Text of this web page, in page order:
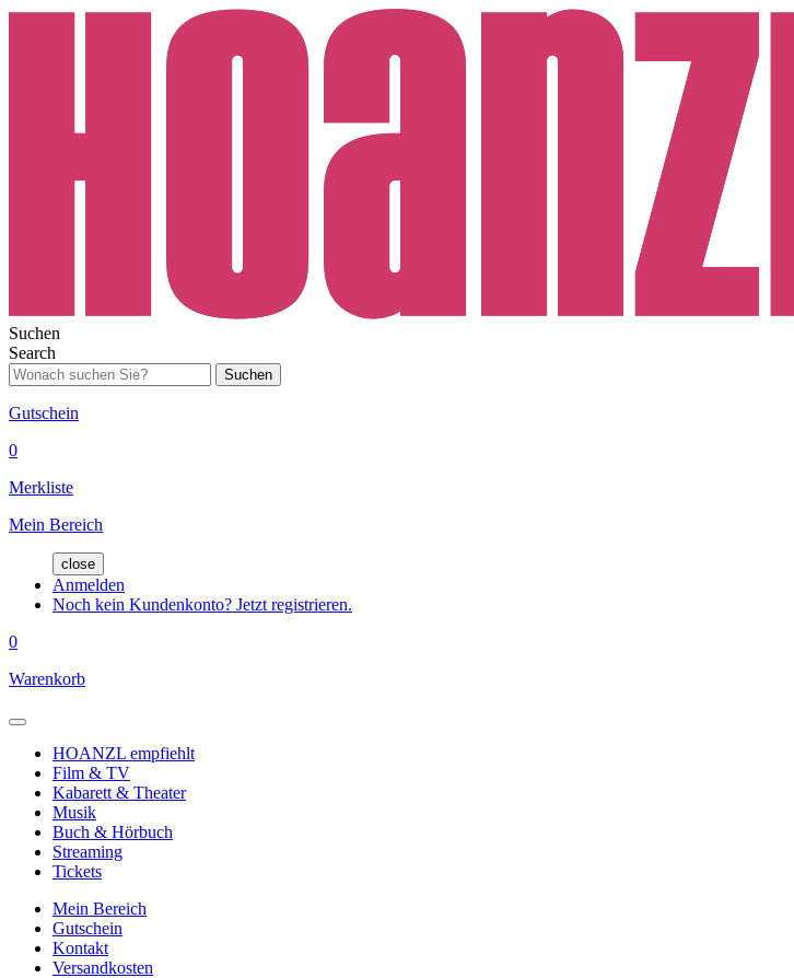
Suchen
Search
Suchen
Gutschein
0
Merkliste
Mein Bereich
close
Anmelden
Noch kein Kundenkonto? Jetzt registrieren.
0
Warenkorb
HOANZL empfiehlt
Film & TV
Kabarett & Theater
Musik
Buch & Hörbuch
Streaming
Tickets
Mein Bereich
Gutschein
Kontakt
Versandkosten